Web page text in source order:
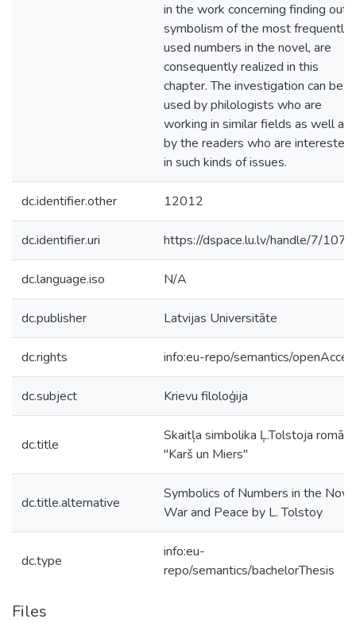
in the work concerning finding out
symbolism of the most frequently
used numbers in the novel, are
consequently realized in this
chapter. The investigation can be
used by philologists who are
working in similar fields as well as
by the readers who are interested
in such kinds of issues.
dc.identifier.other 12012
dc.identifier.uri https://dspace.lu.lv/handle/7/
dc.language.iso N/A
dc.publisher Latvijas Universitāte
dc.rights info:eu-repo/semantics/
dc.subject Krievu filoloģija
dc.title
Skaitļa simbolika Ļ.Tolstoja romānā
"Karš un Miers"
dc.title.alternative
Symbolics of Numbers in the
War and Peace by L. Tolstoy
dc.type
info:eu-
repo/semantics/bachelorThesis
Files